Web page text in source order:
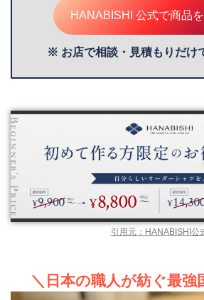
HANABISHI 公式で商品
※ お店で相談・見積もりだけ
引用元：HANABISHI公
＼日本の職人が紡ぐ最強